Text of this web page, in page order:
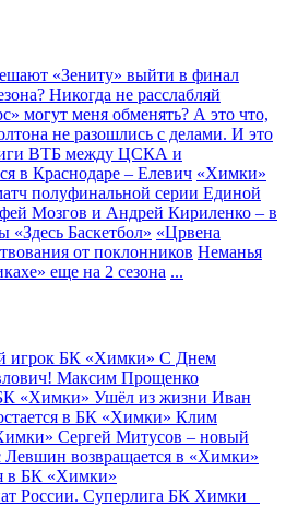
«Зениту» выйти в финал
Никогда не расслабляй
могут меня обменять? А это что,
не разошлись с делами. И это
ВТБ между ЦСКА и
в Краснодаре – Елевич «Химки»
полуфинальной серии Единой
Мозгов и Андрей Кириленко – в
Баскетбол» «Црвена
от поклонников Неманья
еще на 2 сезона ...
игрок БК «Химки» С Днем
Максим Прощенко
«Химки» Ушёл из жизни Иван
в БК «Химки» Клим
Сергей Митусов – новый
Левшин возвращается в «Химки»
в БК «Химки»
России. Суперлига БК Химки